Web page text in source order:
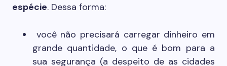
espécie. Dessa forma:
você não precisará carregar dinheiro em
grande quantidade, o que é bom para a
sua segurança (a despeito de as cidades